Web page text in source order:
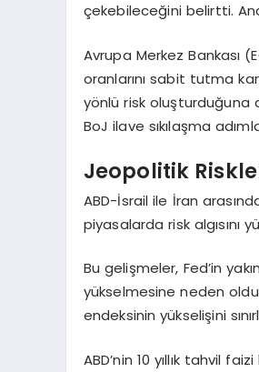
çekebileceğini belirtti.
Avrupa Merkez Bankası
oranlarını sabit tutma
yönlü risk oluşturduğuna
BoJ ilave sıkılaşma
Jeopolitik
ABD-İsrail ile İran
piyasalarda risk
Bu gelişmeler, Fed’in
yükselmesine neden
endeksinin yükselişini
ABD’nin 10 yıllık tahvil